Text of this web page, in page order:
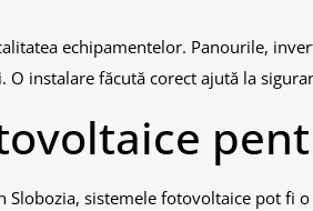
echipamentelor. Panourile,
instalare făcută corect ajută la
Slobozia, sistemele fotovoltaice pot fi